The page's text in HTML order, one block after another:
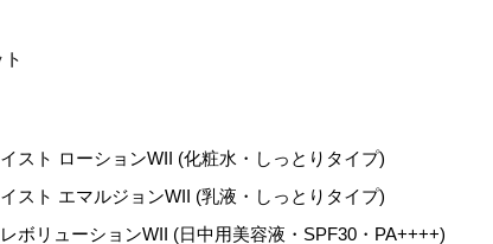
スト ローションWII (化粧水・しっとりタイプ)
スト エマルジョンWII (乳液・しっとりタイプ)
ボリューションWII (日中用美容液・SPF30・PA++++)